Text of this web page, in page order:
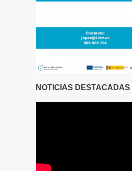
NOTICIAS DESTACADAS